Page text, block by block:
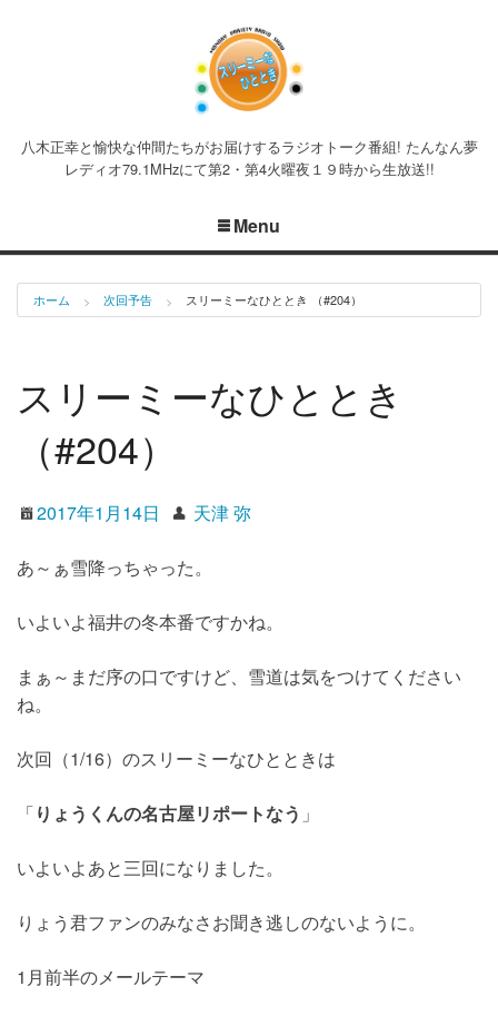
八木正幸と愉快な仲間たちがお届けするラジオトーク番組! たんなん夢
レディオ79.1MHzにて第2・第4火曜夜１９時から生放送!!
Menu
ホーム 次回予告 スリーミーなひととき （#204）
スリーミーなひととき
（#204）
2017年1月14日 天津 弥
あ～ぁ雪降っちゃった。
いよいよ福井の冬本番ですかね。
まぁ～まだ序の口ですけど、雪道は気をつけてください
ね。
次回（1/16）のスリーミーなひとときは
「りょうくんの名古屋リポートなう 」
いよいよあと三回になりました。
りょう君ファンのみなさお聞き逃しのないように。
1月前半のメールテーマ